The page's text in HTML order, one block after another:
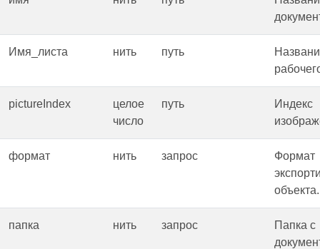
Имя_листа нить путь
pictureIndex
целое
число
путь
Индекс
формат нить запрос
Формат
объекта.
папка нить запрос
Папка с